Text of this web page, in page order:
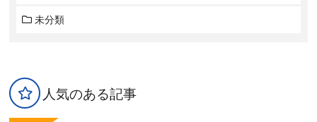
未分類
人気のある記事